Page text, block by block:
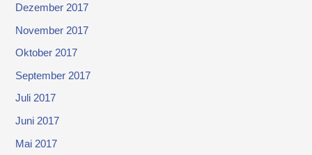
Dezember 2017
November 2017
Oktober 2017
September 2017
Juli 2017
Juni 2017
Mai 2017